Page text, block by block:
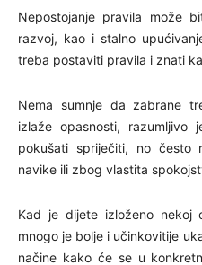
Nepostojanje pravila može
razvoj, kao i stalno
treba postaviti pravila i znati
Nema sumnje da zabrane
izlaže opasnosti,
pokušati spriječiti, no često
navike ili zbog vlastita
Kad je dijete izloženo nekoj
mnogo je bolje i učinkovitije
načine kako će se u